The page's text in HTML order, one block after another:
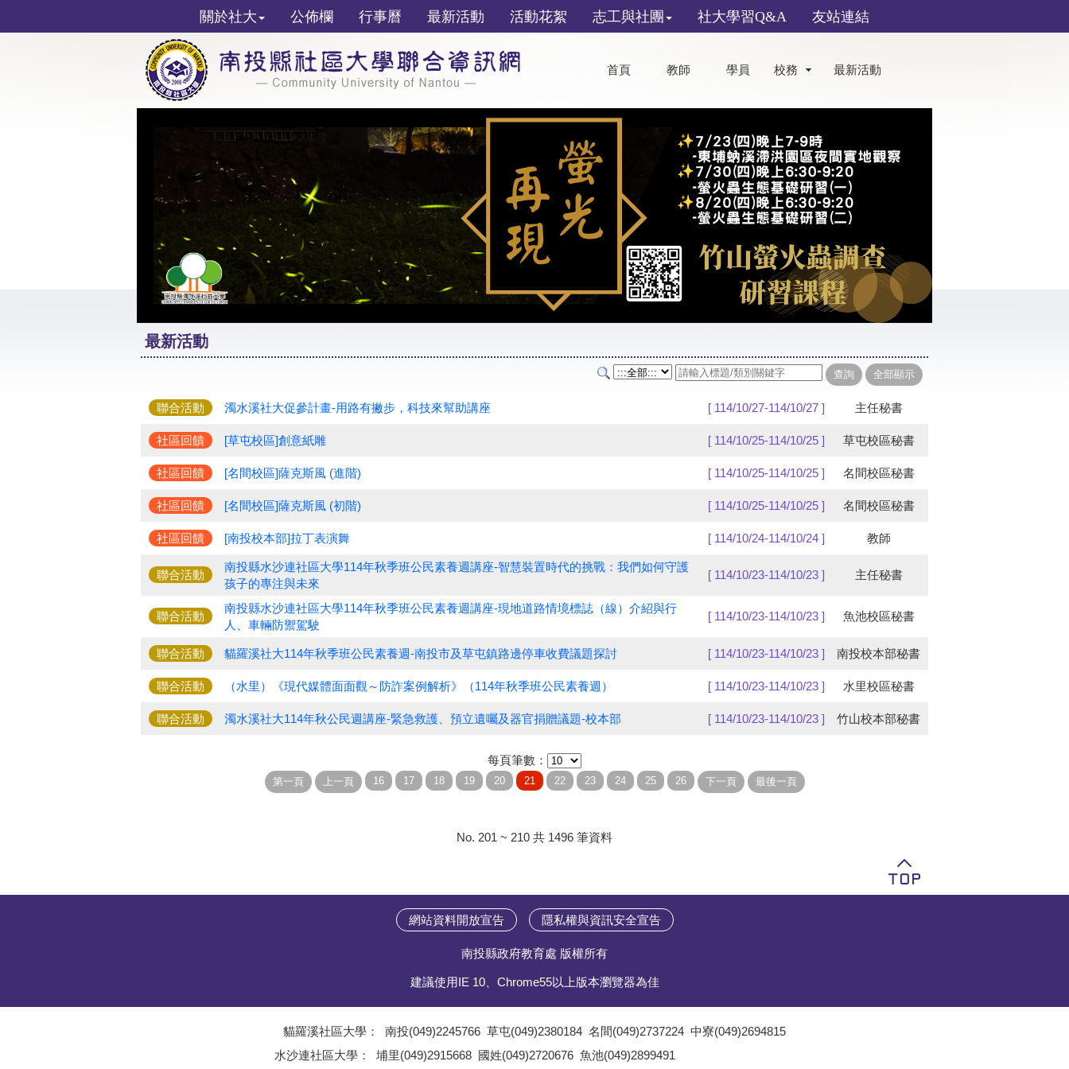
關於社大 公佈欄 行事曆 最新活動 活動花絮 志工與社團 社大學習Q&A 友站連結
首頁 教師 學員 校務 最新活動
最新活動
聯合活動 濁水溪社大促參計畫-用路有撇步，科技來幫助講座 [ 114/10/27-114/10/27 ] 主任秘書
社區回饋 [草屯校區]創意紙雕 [ 114/10/25-114/10/25 ] 草屯校區秘書
社區回饋 [名間校區]薩克斯風 (進階) [ 114/10/25-114/10/25 ] 名間校區秘書
社區回饋 [名間校區]薩克斯風 (初階) [ 114/10/25-114/10/25 ] 名間校區秘書
社區回饋 [南投校本部]拉丁表演舞 [ 114/10/24-114/10/24 ] 教師
聯合活動
南投縣水沙連社區大學114年秋季班公民素養週講座-智慧裝置時代的挑戰：我們如何守護
孩子的專注與未來
[ 114/10/23-114/10/23 ] 主任秘書
聯合活動
南投縣水沙連社區大學114年秋季班公民素養週講座-現地道路情境標誌（線）介紹與行
人、車輛防禦駕駛
[ 114/10/23-114/10/23 ] 魚池校區秘書
聯合活動 貓羅溪社大114年秋季班公民素養週-南投市及草屯鎮路邊停車收費議題探討 [ 114/10/23-114/10/23 ] 南投校本部秘書
聯合活動 （水里）《現代媒體面面觀～防詐案例解析》（114年秋季班公民素養週） [ 114/10/23-114/10/23 ] 水里校區秘書
聯合活動 濁水溪社大114年秋公民週講座-緊急救護、預立遺囑及器官捐贈議題-校本部 [ 114/10/23-114/10/23 ] 竹山校本部秘書
每頁筆數：
No. 201 ~ 210 共 1496 筆資料
網站資料開放宣告 隱私權與資訊安全宣告
南投縣政府教育處 版權所有
建議使用IE 10、Chrome55以上版本瀏覽器為佳
貓羅溪社區大學： 南投(049)2245766 草屯(049)2380184 名間(049)2737224 中寮(049)2694815
水沙連社區大學： 埔里(049)2915668 國姓(049)2720676 魚池(049)2899491